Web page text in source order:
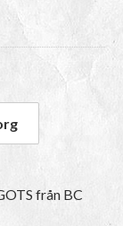
Pale Red
från BC